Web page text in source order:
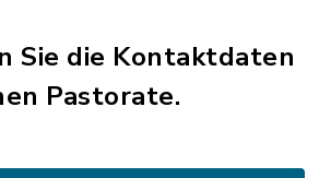
Sie die Kontaktdaten
Pastorate.